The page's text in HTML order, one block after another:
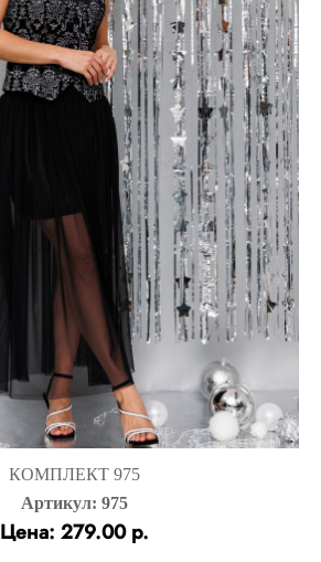
КОМПЛЕКТ 975
Артикул: 975
Цена: 279.00 р.